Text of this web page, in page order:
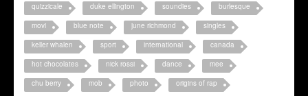
quizzicale
duke ellington soundies
burlesque
movi
blue note june richmond
singles
keller whalen
sport international
canada
hot chocolates
nick rossi dance
mee
chu berry
mob photo
origins of rap